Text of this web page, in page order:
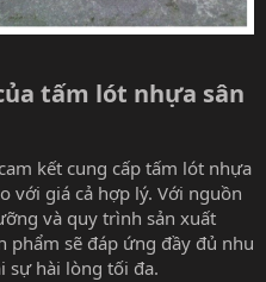
tấm lót nhựa sân
kết cung cấp tấm lót nhựa
với giá cả hợp lý. Với nguồn
và quy trình sản xuất
phẩm sẽ đáp ứng đầy đủ nhu
sự hài lòng tối đa.